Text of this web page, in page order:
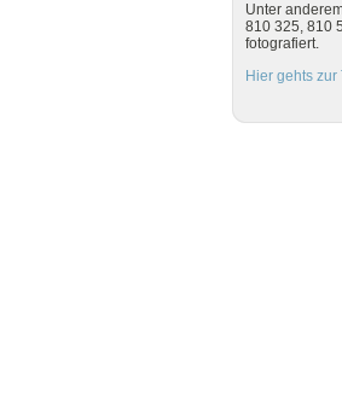
Unter
810 325, 810
fotografiert.
Hier gehts zur